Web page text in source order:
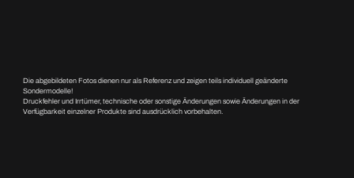
Die abgebildeten Fotos dienen nur als Referenz und zeigen teils individuell geänderte
Sondermodelle!
Druckfehler und Irrtümer, technische oder sonstige Änderungen sowie Änderungen in der
Verfügbarkeit einzelner Produkte sind ausdrücklich vorbehalten.